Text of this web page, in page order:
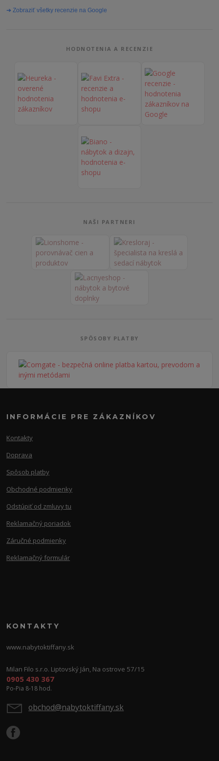
➔ Zobraziť všetky recenzie na Google
HODNOTENIA A RECENZIE
NAŠI PARTNERI
SPÔSOBY PLATBY
INFORMÁCIE PRE ZÁKAZNÍKOV
Kontakty
Doprava
Spôsob platby
Obchodné podmienky
Odstúpiť od zmluvy tu
Reklamačný poriadok
Záručné podmienky
Reklamačný formulár
KONTAKTY
www.nabytoktiffany.sk
Milan Filo s.r.o. Liptovský Ján, Na ostrove 57/15
0905 430 367
Po-Pia 8-18 hod.
obchod@nabytoktiffany.sk